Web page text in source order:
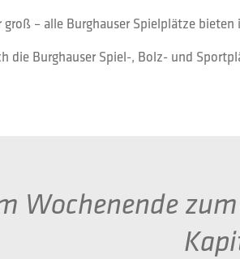
– alle Burghauser Spielplätze
die Burghauser Spiel-, Bolz- und
Wochenende